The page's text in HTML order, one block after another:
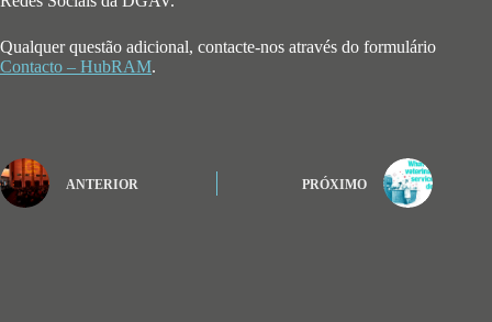
Qualquer questão adicional, contacte-nos através do formulário
Contacto – HubRAM.
ANTERIOR PRÓXIMO